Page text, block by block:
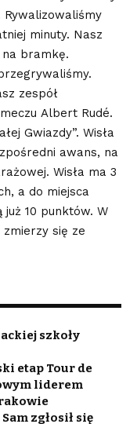
minuty. Nasz
bramkę.
zespół
Albert Rudé.
Gwiazdy”. Wisła
awans, na
Wisła ma 3
a do miejsca
10 punktów. W
zmierzy się ze
szkoły
etap Tour de
liderem
zgłosił się